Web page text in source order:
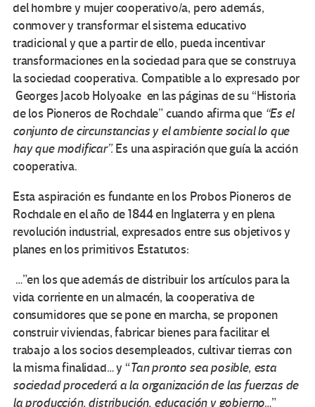
del hombre y mujer cooperativo/a, pero además,
conmover y transformar el sistema educativo
tradicional y que a partir de ello, pueda incentivar
transformaciones en la sociedad para que se construya
la sociedad cooperativa. Compatible a lo expresado por
Georges Jacob Holyoake en las páginas de su “Historia
de los Pioneros de Rochdale” cuando afirma que “Es el
conjunto de circunstancias y el ambiente social lo que
hay que modificar”.Es una aspiración que guía la acción
cooperativa.
Esta aspiración es fundante en los Probos Pioneros de
Rochdale en el año de 1844 en Inglaterra y en plena
revolución industrial, expresados entre sus objetivos y
planes en los primitivos Estatutos:
…”en los que además de distribuir los artículos para la
vida corriente en un almacén, la cooperativa de
consumidores que se pone en marcha, se proponen
construir viviendas, fabricar bienes para facilitar el
trabajo a los socios desempleados, cultivar tierras con
la misma finalidad… y “Tan pronto sea posible, esta
sociedad procederá a la organización de las fuerzas de
la producción, distribución, educación y gobierno…”